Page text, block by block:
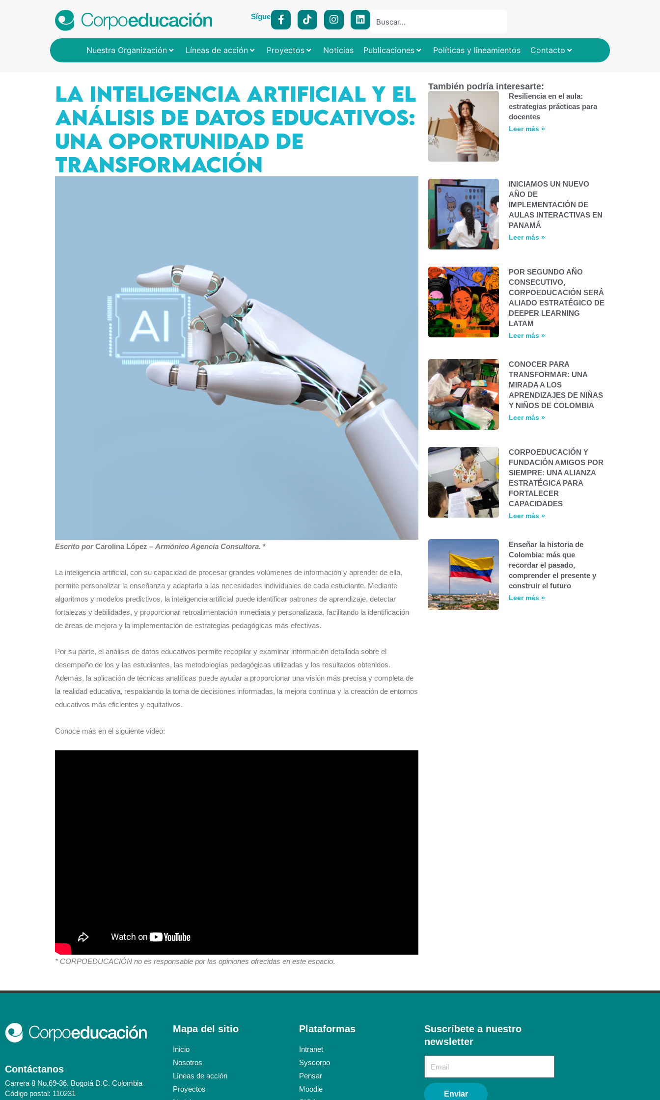
Síguenos:
Nuestra Organización Líneas de acción Proyectos Noticias Publicaciones Políticas y lineamientos Contacto
LA INTELIGENCIA ARTIFICIAL Y EL
ANÁLISIS DE DATOS EDUCATIVOS:
UNA OPORTUNIDAD DE
TRANSFORMACIÓN
Escrito porCarolina López – Armónico Agencia Consultora. *
La inteligencia artificial, con su capacidad de procesar grandes volúmenes de información y aprender de ella,
permite personalizar la enseñanza y adaptarla a las necesidades individuales de cada estudiante. Mediante
algoritmos y modelos predictivos, la inteligencia artificial puede identificar patrones de aprendizaje, detectar
fortalezas y debilidades, y proporcionar retroalimentación inmediata y personalizada, facilitando la identificación
de áreas de mejora y la implementación de estrategias pedagógicas más efectivas.
Por su parte, el análisis de datos educativos permite recopilar y examinar información detallada sobre el
desempeño de los y las estudiantes, las metodologías pedagógicas utilizadas y los resultados obtenidos.
Además, la aplicación de técnicas analíticas puede ayudar a proporcionar una visión más precisa y completa de
la realidad educativa, respaldando la toma de decisiones informadas, la mejora continua y la creación de entornos
educativos más eficientes y equitativos.
Conoce más en el siguiente video:
* CORPOEDUCACIÓN no es responsable por las opiniones ofrecidas en este espacio.
También podría interesarte:
Resiliencia en el aula:
estrategias prácticas para
docentes
Leer más »
INICIAMOS UN NUEVO
AÑO DE
IMPLEMENTACIÓN DE
AULAS INTERACTIVAS EN
PANAMÁ
Leer más »
POR SEGUNDO AÑO
CONSECUTIVO,
CORPOEDUCACIÓN SERÁ
ALIADO ESTRATÉGICO DE
DEEPER LEARNING
LATAM
Leer más »
CONOCER PARA
TRANSFORMAR: UNA
MIRADA A LOS
APRENDIZAJES DE NIÑAS
Y NIÑOS DE COLOMBIA
Leer más »
CORPOEDUCACIÓN Y
FUNDACIÓN AMIGOS POR
SIEMPRE: UNA ALIANZA
ESTRATÉGICA PARA
FORTALECER
CAPACIDADES
Leer más »
Enseñar la historia de
Colombia: más que
recordar el pasado,
comprender el presente y
construir el futuro
Leer más »
Contáctanos
Carrera 8 No.69-36. Bogotá D.C. Colombia
Código postal: 110231
Mapa del sitio
Inicio
Nosotros
Líneas de acción
Proyectos
Plataformas
Intranet
Syscorpo
Pensar
Moodle
Suscríbete a nuestro
newsletter​
Enviar